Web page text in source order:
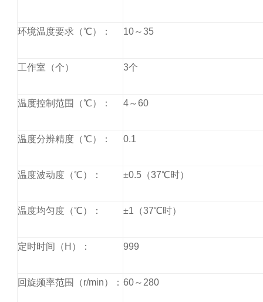
环境温度要求（℃）： 10～35
工作室（个） 3个
温度控制范围（℃）： 4～60
温度分辨精度（℃）： 0.1
温度波动度（℃）： ±0.5 （37℃时）
温度均匀度（℃）： ±1 （37℃时）
定时时间（ H ）： 999
回旋频率范围（r/min）： 60～ 280